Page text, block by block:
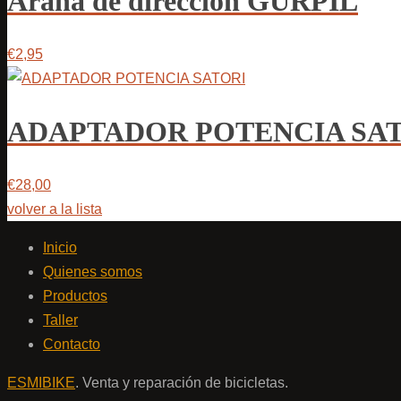
€2,95
ADAPTADOR POTENCIA
€28,00
volver a la lista
Inicio
Quienes somos
Productos
Taller
Contacto
ESMIBIKE. Venta y reparación de bicicletas.